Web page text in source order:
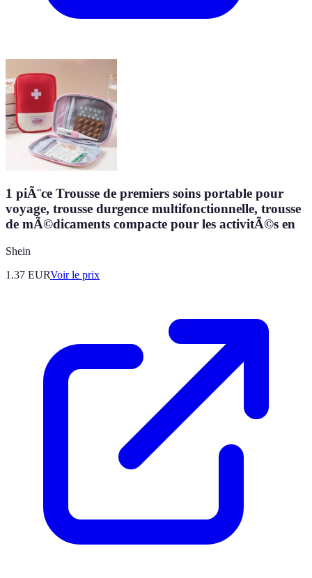
1 piÃ¨ce Trousse de premiers soins portable pour
voyage, trousse durgence multifonctionnelle, trousse
de mÃ©dicaments compacte pour les activitÃ©s en
Shein
1.37 EURVoir le prix